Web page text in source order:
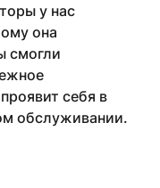
у нас
она
смогли
себя в
обслуживании.